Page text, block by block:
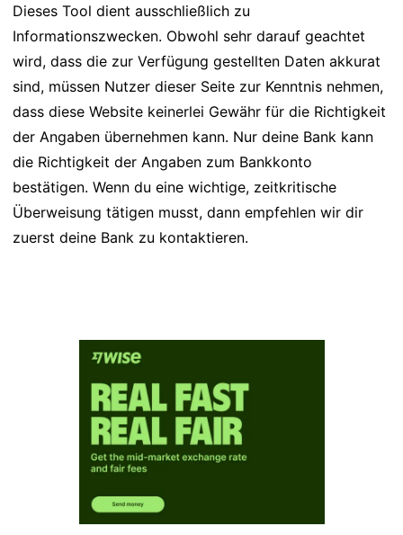
Dieses Tool dient ausschließlich zu
Informationszwecken. Obwohl sehr darauf geachtet
wird, dass die zur Verfügung gestellten Daten akkurat
sind, müssen Nutzer dieser Seite zur Kenntnis nehmen,
dass diese Website keinerlei Gewähr für die Richtigkeit
der Angaben übernehmen kann. Nur deine Bank kann
die Richtigkeit der Angaben zum Bankkonto
bestätigen. Wenn du eine wichtige, zeitkritische
Überweisung tätigen musst, dann empfehlen wir dir
zuerst deine Bank zu kontaktieren.